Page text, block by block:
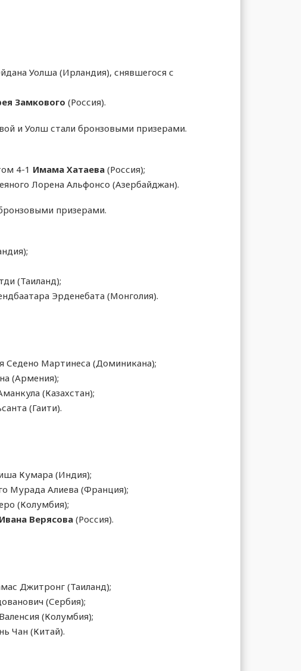
Уолша (Ирландия), снявшегося с
Замкового (Россия).
и Уолш стали бронзовыми призерами.
4-1 Имама Хатаева (Россия);
Лорена Альфонсо (Азербайджан).
призерами.
(Таиланд);
Эрденебата (Монголия).
Седено Мартинеса (Доминикана);
(Армения);
(Казахстан);
(Гаити).
Кумара (Индия);
Мурада Алиева (Франция);
(Колумбия);
Ивана Верясова (Россия).
Джитронг (Таиланд);
(Сербия);
(Колумбия);
Чан (Китай).